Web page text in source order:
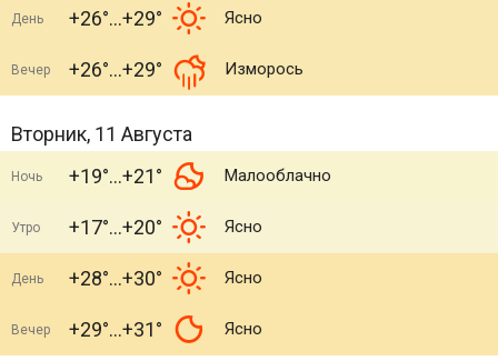
День +26° +29° Ясно
Вечер +26° +29° Изморось
Вторник, 11 Августа
Ночь +19° +21° Малооблачно
Утро +17° +20° Ясно
День +28° +30° Ясно
Вечер +29° +31° Ясно